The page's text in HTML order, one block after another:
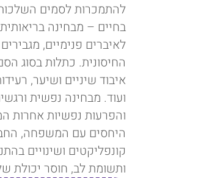
להתמכרות לסמים
בחיים – מבחינה
לאיברים פנימיים,
החיסונית. כתלות בסוג
איבוד שיניים ושיער,
ועוד. מבחינה נפשית
והפרעות נפשיות אחרות
היחסים עם המשפחה,
קונפליקטים ושינויים
ותשומת לב, חוסר יכולת